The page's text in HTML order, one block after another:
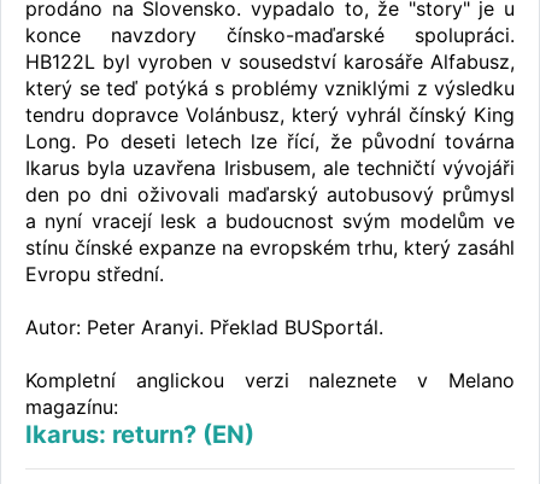
prodáno na Slovensko. vypadalo to, že "story" je u
konce navzdory čínsko-maďarské spolupráci.
HB122L byl vyroben v sousedství karosáře Alfabusz,
který se teď potýká s problémy vzniklými z výsledku
tendru dopravce Volánbusz, který vyhrál čínský King
Long. Po deseti letech lze řící, že původní továrna
Ikarus byla uzavřena Irisbusem, ale techničtí vývojáři
den po dni oživovali maďarský autobusový průmysl
a nyní vracejí lesk a budoucnost svým modelům ve
stínu čínské expanze na evropském trhu, který zasáhl
Evropu střední.
Autor: Peter Aranyi. Překlad BUSportál.
Kompletní anglickou verzi naleznete v Melano
magazínu:
Ikarus: return? (EN)